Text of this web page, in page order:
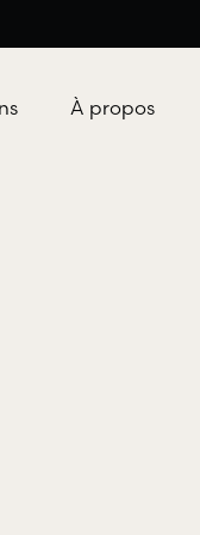
À propos